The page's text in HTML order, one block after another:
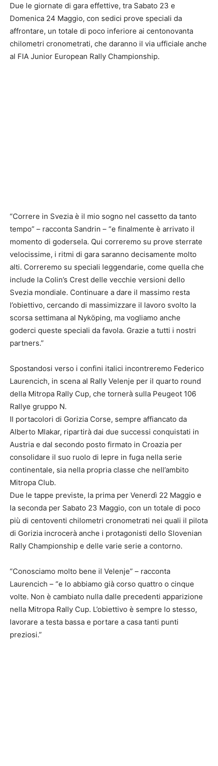
Due le giornate di gara effettive, tra Sabato 23 e
Domenica 24 Maggio, con sedici prove speciali da
affrontare, un totale di poco inferiore ai centonovanta
chilometri cronometrati, che daranno il via ufficiale anche
al FIA Junior European Rally Championship.
“Correre in Svezia è il mio sogno nel cassetto da tanto
tempo” – racconta Sandrin – “e finalmente è arrivato il
momento di godersela. Qui correremo su prove sterrate
velocissime, i ritmi di gara saranno decisamente molto
alti. Correremo su speciali leggendarie, come quella che
include la Colin’s Crest delle vecchie versioni dello
Svezia mondiale. Continuare a dare il massimo resta
l’obiettivo, cercando di massimizzare il lavoro svolto la
scorsa settimana al Nyköping, ma vogliamo anche
goderci queste speciali da favola. Grazie a tutti i nostri
partners.”
Spostandosi verso i confini italici incontreremo Federico
Laurencich, in scena al Rally Velenje per il quarto round
della Mitropa Rally Cup, che tornerà sulla Peugeot 106
Rallye gruppo N.
Il portacolori di Gorizia Corse, sempre affiancato da
Alberto Mlakar, ripartirà dai due successi conquistati in
Austria e dal secondo posto firmato in Croazia per
consolidare il suo ruolo di lepre in fuga nella serie
continentale, sia nella propria classe che nell’ambito
Mitropa Club.
Due le tappe previste, la prima per Venerdì 22 Maggio e
la seconda per Sabato 23 Maggio, con un totale di poco
più di centoventi chilometri cronometrati nei quali il pilota
di Gorizia incrocerà anche i protagonisti dello Slovenian
Rally Championship e delle varie serie a contorno.
“Conosciamo molto bene il Velenje” – racconta
Laurencich – “e lo abbiamo già corso quattro o cinque
volte. Non è cambiato nulla dalle precedenti apparizione
nella Mitropa Rally Cup. L’obiettivo è sempre lo stesso,
lavorare a testa bassa e portare a casa tanti punti
preziosi.”